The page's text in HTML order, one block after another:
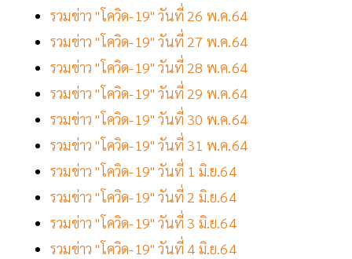
รวมข่าว "โควิด-19" วันที่ 26 พ.ค.64
รวมข่าว "โควิด-19" วันที่ 27 พ.ค.64
รวมข่าว "โควิด-19" วันที่ 28 พ.ค.64
รวมข่าว "โควิด-19" วันที่ 29 พ.ค.64
รวมข่าว "โควิด-19" วันที่ 30 พ.ค.64
รวมข่าว "โควิด-19" วันที่ 31 พ.ค.64
รวมข่าว "โควิด-19" วันที่ 1 มิ.ย.64
รวมข่าว "โควิด-19" วันที่ 2 มิ.ย.64
รวมข่าว "โควิด-19" วันที่ 3 มิ.ย.64
รวมข่าว "โควิด-19" วันที่ 4 มิ.ย.64